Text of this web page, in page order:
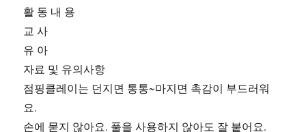
활 동 내 용
교 사
유 아
자료 및 유의사항
점핑클레이는 던지면 통통~마지면 촉감이 부드러워
요.
손에 묻지 않아요. 풀을 사용하지 않아도 잘 붙어요.